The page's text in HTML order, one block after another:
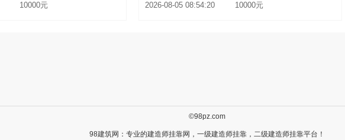
10000元 2026-08-05 08:54:20 10000元
©98pz.com
98建筑网：专业的建造师挂靠网， 一级建造师挂靠 ， 二级建造师挂靠平台！